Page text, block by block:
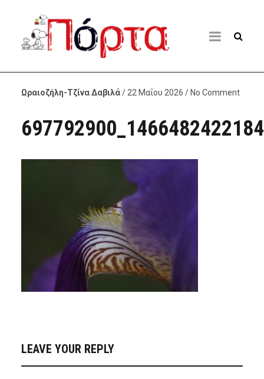
Ωραιοζήλη-Τζίνα Δαβιλά/ 22 Μαΐου 2026 / No Comment
LEAVE YOUR REPLY